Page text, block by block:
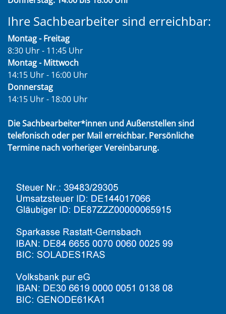
Ihre Sachbearbeiter sind erreichbar:
Montag - Freitag
8:30 Uhr - 11:45 Uhr
Montag - Mittwoch
14:15 Uhr - 16:00 Uhr
Donnerstag
14:15 Uhr - 18:00 Uhr
Die Sachbearbeiter*innen und Außenstellen sind
telefonisch oder per Mail erreichbar. Persönliche
Termine nach vorheriger Vereinbarung.